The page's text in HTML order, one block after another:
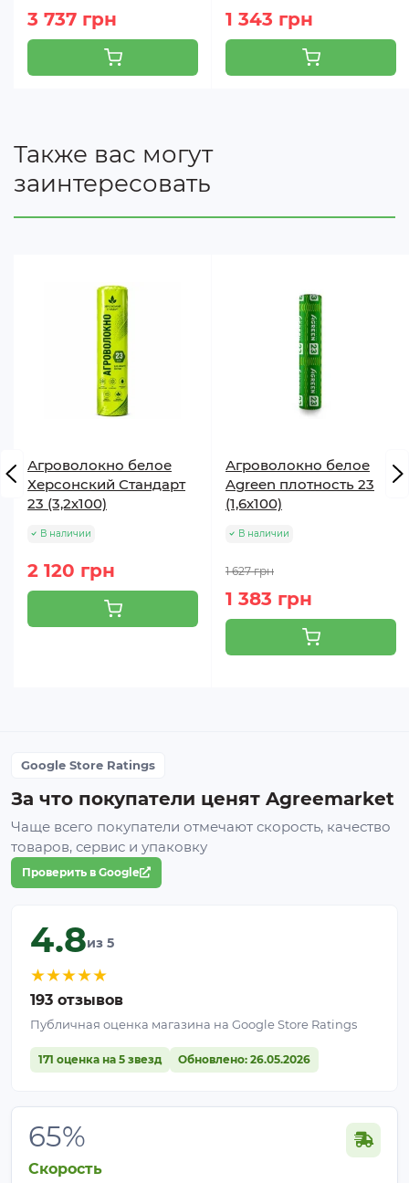
3 737 грн 1 343 грн
Также вас могут
заинтересовать
Агроволокно белое
Херсонский Стандарт
23 (3,2х100)
В наличии
2 120 грн
Агроволокно белое
Agreen плотность 23
(1,6х100)
В наличии
1 627 грн
1 383 грн
Google Store Ratings
За что покупатели ценят Agreemarket
Чаще всего покупатели отмечают скорость, качество
товаров, сервис и упаковку
Проверить в Google
4.8из 5
★★★★★
193 отзывов
Публичная оценка магазина на Google Store Ratings
171 оценка на 5 звезд Обновлено: 26.05.2026
65%
Скорость